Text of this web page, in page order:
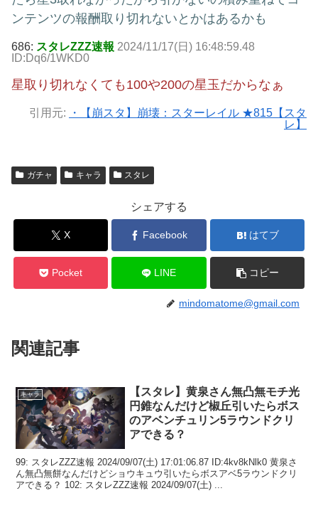
ンテンツの報酬取り切れないとかはあるかも
686: スタレZZZ速報 2024/11/17(日) 16:48:59.48
ID:Dq6/1WKD0
星取り切れなくても100や200の星玉だからなぁ
引用元:
・【崩スタ】崩壊：スターレイル ★815【スタ
レ】
ガチャ キャラ スタレ
シェアする
X Facebook はてブ
Pocket LINE コピー
mindomatome@gmail.com
関連記事
キャラ
【スタレ】黄泉さん無凸無モチ光
円錐なんだけど椒丘引いたらボス
のアベンチュリン5ラウンドクリ
アできる？
99: スタレZZZ速報 2024/09/07(土) 17:01:06.87 ID:4kv8kNlk0 黄泉さ
ん無凸無餅なんだけどショウキュウ引いたらボスアベ5ラウンドクリ
アできる？ 102: スタレZZZ速報 2024/09/07(土) ...